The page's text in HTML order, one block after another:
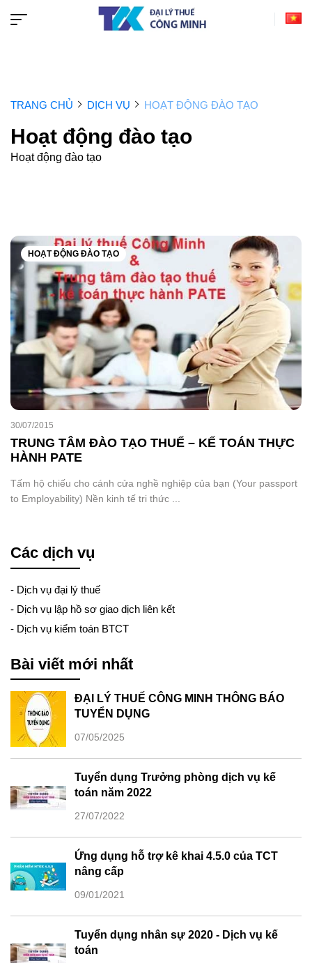
TRANG CHỦ DỊCH VỤ HOẠT ĐỘNG ĐÀO TẠO
Hoạt động đào tạo
Hoạt động đào tạo
HOẠT ĐỘNG ĐÀO TẠO
30/07/2015
TRUNG TÂM ĐÀO TẠO THUẾ – KẾ TOÁN THỰC
HÀNH PATE
Tấm hộ chiếu cho cánh cửa nghề nghiệp của bạn (Your passport
to Employability) Nền kinh tế tri thức ...
Các dịch vụ
- Dịch vụ đại lý thuế
- Dịch vụ lập hồ sơ giao dịch liên kết
- Dịch vụ kiểm toán BTCT
Bài viết mới nhất
ĐẠI LÝ THUẾ CÔNG MINH THÔNG BÁO
TUYỂN DỤNG
07/05/2025
Tuyển dụng Trưởng phòng dịch vụ kế
toán năm 2022
27/07/2022
Ứng dụng hỗ trợ kê khai 4.5.0 của TCT
nâng cấp
09/01/2021
Tuyển dụng nhân sự 2020 - Dịch vụ kế
toán